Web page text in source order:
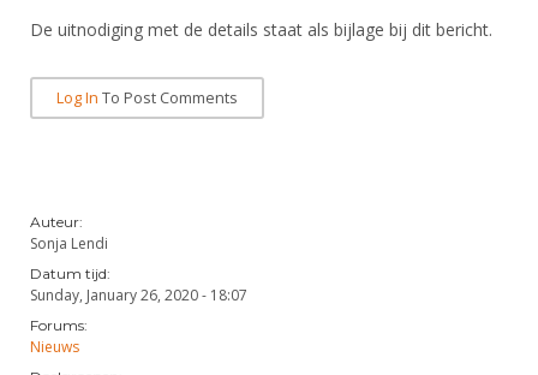
Leden van Verdiensten
Vacatures
Medewerkers
Samenwerking
Schermpaspoort
Rolstoelschermen
NK's
JPT
JEC
Veteranenwedstrijden
Atletencommissie
Internationale Titeltoernooien
Nationale opleidingen
Opleidingen
Voor scheidsrechters
Nieuws
Scheidsrechterslijst
Scheidsrechter Documentatie
De uitnodiging met de details staat als bijlage bij dit bericht.
Log In To Post Comments
Auteur:
Sonja Lendi
Datum tijd:
Sunday, January 26, 2020 - 18:07
Forums:
Nieuws